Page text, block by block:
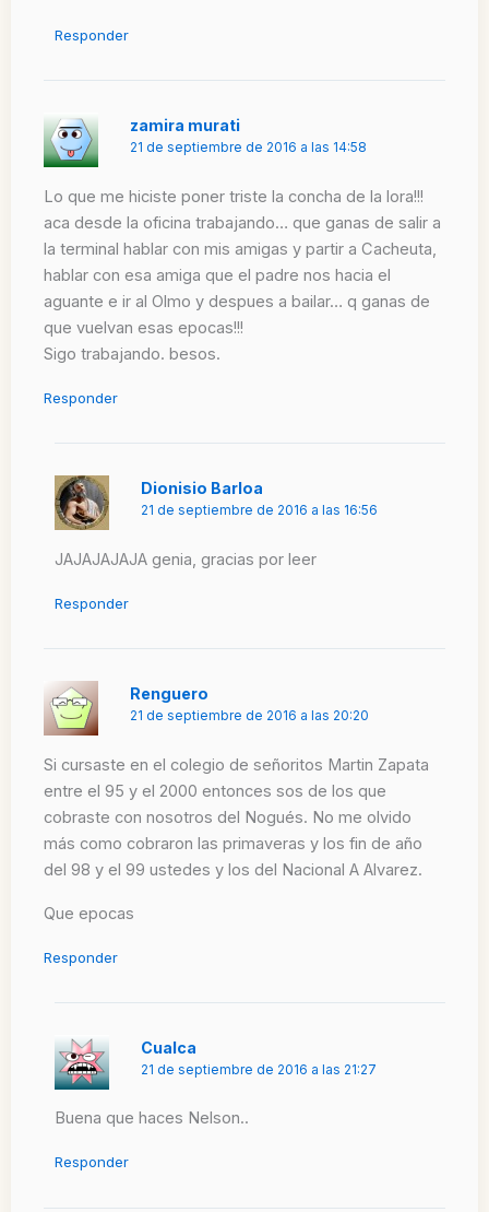
Responder
zamira murati
21 de septiembre de 2016 a las 14:58
Lo que me hiciste poner triste la concha de la lora!!!
aca desde la oficina trabajando… que ganas de salir a
la terminal hablar con mis amigas y partir a Cacheuta,
hablar con esa amiga que el padre nos hacia el
aguante e ir al Olmo y despues a bailar… q ganas de
que vuelvan esas epocas!!!
Sigo trabajando. besos.
Responder
Dionisio Barloa
21 de septiembre de 2016 a las 16:56
JAJAJAJAJA genia, gracias por leer
Responder
Renguero
21 de septiembre de 2016 a las 20:20
Si cursaste en el colegio de señoritos Martin Zapata
entre el 95 y el 2000 entonces sos de los que
cobraste con nosotros del Nogués. No me olvido
más como cobraron las primaveras y los fin de año
del 98 y el 99 ustedes y los del Nacional A Alvarez.
Que epocas
Responder
Cualca
21 de septiembre de 2016 a las 21:27
Buena que haces Nelson..
Responder